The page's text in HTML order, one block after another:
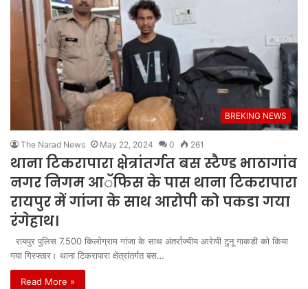
BREKING NEWS
The Narad News May 22, 2024 0 261
थाना टिकरापारा क्षेत्रांतर्गत बस स्टैण्ड भाठागांव
नगर निगम आॅफिस के पास थाना टिकरापारा
रायपुर में गांजा के साथ आरोपी को पकडा गया
रंगेहाथ।
रायपुर पुलिस 7.500 किलोग्राम गांजा के साथ अंतर्राज्यीय आरेापी टुनू गाकडी को किया
गया गिरफ्तार। थाना टिकरापारा क्षेत्रांतर्गत बस…
Read More »